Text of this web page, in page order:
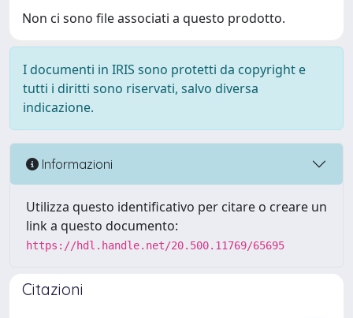
Non ci sono file associati a questo prodotto.
I documenti in IRIS sono protetti da copyright e
tutti i diritti sono riservati, salvo diversa
indicazione.
Informazioni
Utilizza questo identificativo per citare o creare un
link a questo documento:
https://hdl.handle.net/20.500.11769/65695
Citazioni